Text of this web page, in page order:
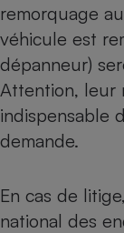
remorquage
véhicule est
dépanneur)
Attention, leur
indispensable
demande.
En cas de
national des